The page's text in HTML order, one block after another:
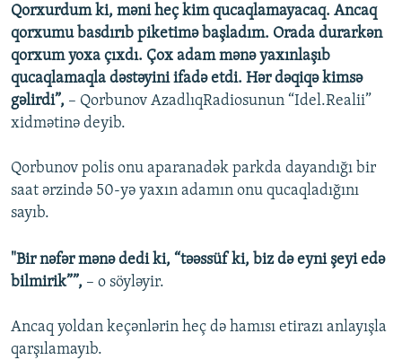
Qorxurdum ki, məni heç kim qucaqlamayacaq. Ancaq
qorxumu basdırıb piketimə başladım. Orada durarkən
qorxum yoxa çıxdı. Çox adam mənə yaxınlaşıb
qucaqlamaqla dəstəyini ifadə etdi. Hər dəqiqə kimsə
gəlirdi”, – Qorbunov AzadlıqRadiosunun “Idel.Realii”
xidmətinə deyib.
Qorbunov polis onu aparanadək parkda dayandığı bir
saat ərzində 50-yə yaxın adamın onu qucaqladığını
sayıb.
"Bir nəfər mənə dedi ki, “təəssüf ki, biz də eyni şeyi edə
bilmirik””, – o söyləyir.
Ancaq yoldan keçənlərin heç də hamısı etirazı anlayışla
qarşılamayıb.